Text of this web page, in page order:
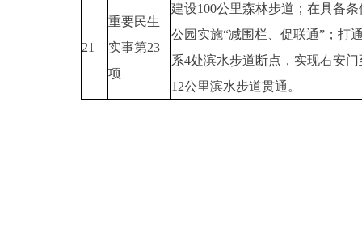
21
重要民生
实事第23
项
建设100公里森林步道；在具备条
公园实施“减围栏、促联通”；打
系4处滨水步道断点，实现右安
12公里滨水步道贯通。